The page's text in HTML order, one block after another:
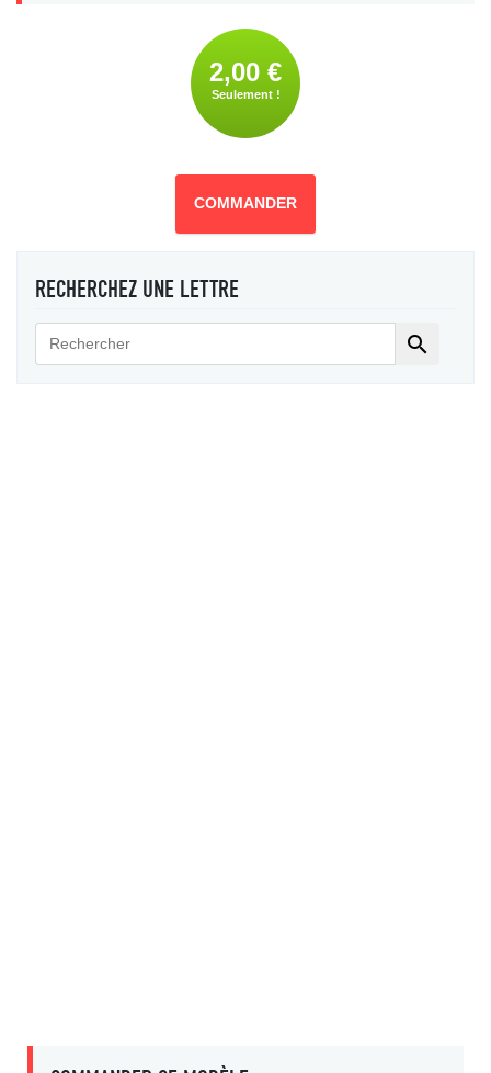
2,00 €
Seulement !
COMMANDER
RECHERCHEZ UNE LETTRE
